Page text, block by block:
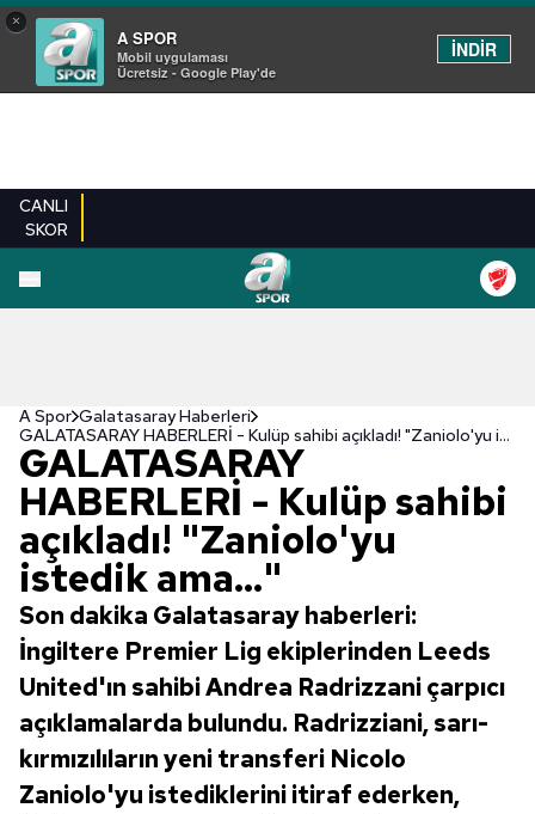
×
A SPOR
Mobil uygulaması
Ücretsiz - Google Play'de
İNDİR
CANLI
SKOR
A Spor Galatasaray Haberleri
GALATASARAY HABERLERİ - Kulüp sahibi açıkladı! "Zaniolo'yu istedik ama..."
GALATASARAY
HABERLERİ - Kulüp sahibi
açıkladı! "Zaniolo'yu
istedik ama..."
Son dakika Galatasaray haberleri:
İngiltere Premier Lig ekiplerinden Leeds
United'ın sahibi Andrea Radrizzani çarpıcı
açıklamalarda bulundu. Radrizziani, sarı-
kırmızılıların yeni transferi Nicolo
Zaniolo'yu istediklerini itiraf ederken,